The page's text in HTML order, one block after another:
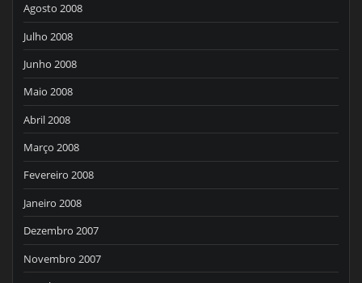
Agosto 2008
Julho 2008
Junho 2008
Maio 2008
Abril 2008
Março 2008
Fevereiro 2008
Janeiro 2008
Dezembro 2007
Novembro 2007